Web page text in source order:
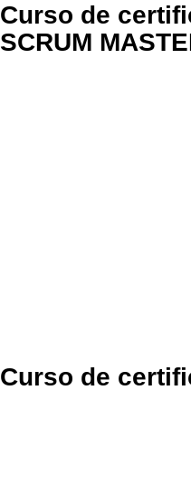
Curso de
SCRUM
Curso de